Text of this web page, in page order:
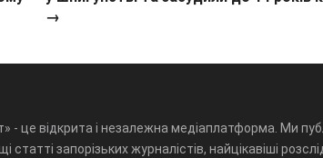
→
- це відкрита і незалежна медіаплатформа. Ми
статті запорізьких журналістів, найцікавіші